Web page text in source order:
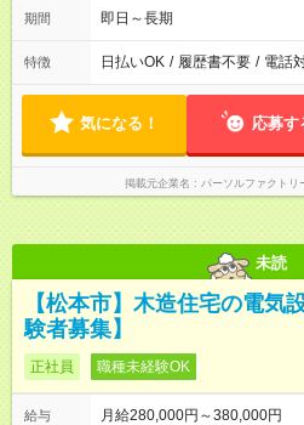
期間 即日～長期
特徴 日払いOK / 履歴書不要 / 電話
気になる！ 応募す
掲載元企業名 パーソルファクトリ
未読
【松本市】木造住宅の電気
験者募集】
正社員 職種未経験OK
給与 月給280,000円～380,000円